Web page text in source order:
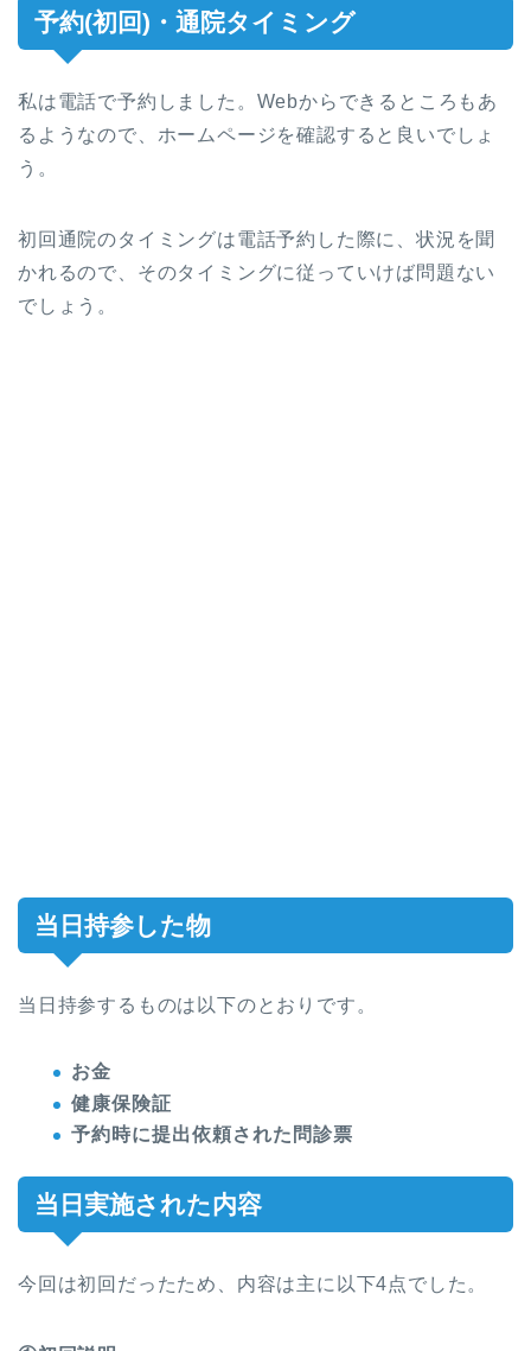
予約(初回)・通院タイミング
私は電話で予約しました。Webからできるところもあ
るようなので、ホームページを確認すると良いでしょ
う。
初回通院のタイミングは電話予約した際に、状況を聞
かれるので、そのタイミングに従っていけば問題ない
でしょう。
当日持参した物
当日持参するものは以下のとおりです。
お金
健康保険証
予約時に提出依頼された問診票
当日実施された内容
今回は初回だったため、内容は主に以下4点でした。